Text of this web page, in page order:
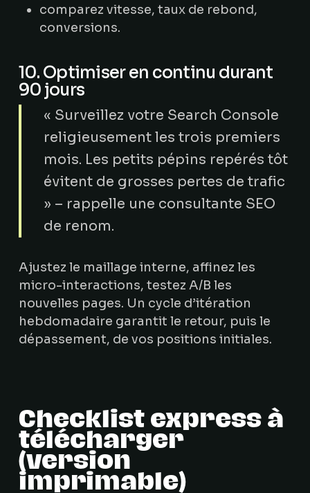
comparez vitesse, taux de rebond,
conversions.
10. Optimiser en continu durant
90 jours
« Surveillez votre Search Console
religieusement les trois premiers
mois. Les petits pépins repérés tôt
évitent de grosses pertes de trafic
» – rappelle une consultante SEO
de renom.
Ajustez le maillage interne, affinez les
micro-interactions, testez A/B les
nouvelles pages. Un cycle d’itération
hebdomadaire garantit le retour, puis le
dépassement, de vos positions initiales.
Checklist express à
télécharger
(version
imprimable)